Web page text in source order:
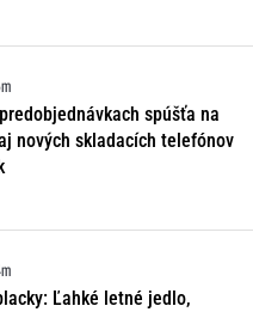
spúšťa na
nových skladacích telefónov
Ľahké letné jedlo,